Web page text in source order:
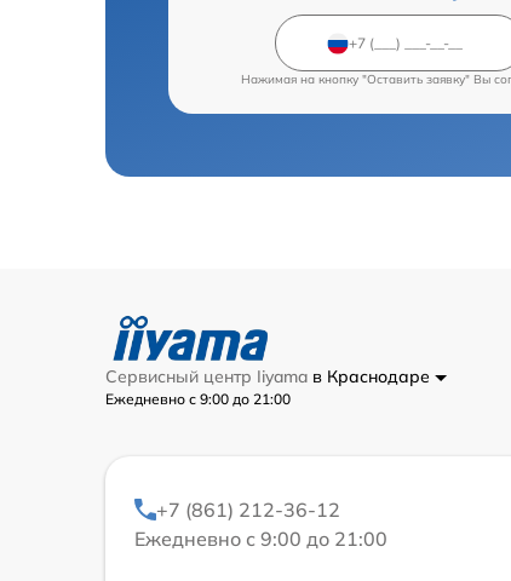
Нажимая на кнопку "Оставить заявку" Вы
Сервисный центр Iiyama в Краснодаре
Ежедневно с 9:00 до 21:00
+7 (861) 212-36-12
Ежедневно с 9:00 до 21:00